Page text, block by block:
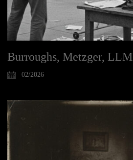
Burroughs, Metzger, LLM
02/2026